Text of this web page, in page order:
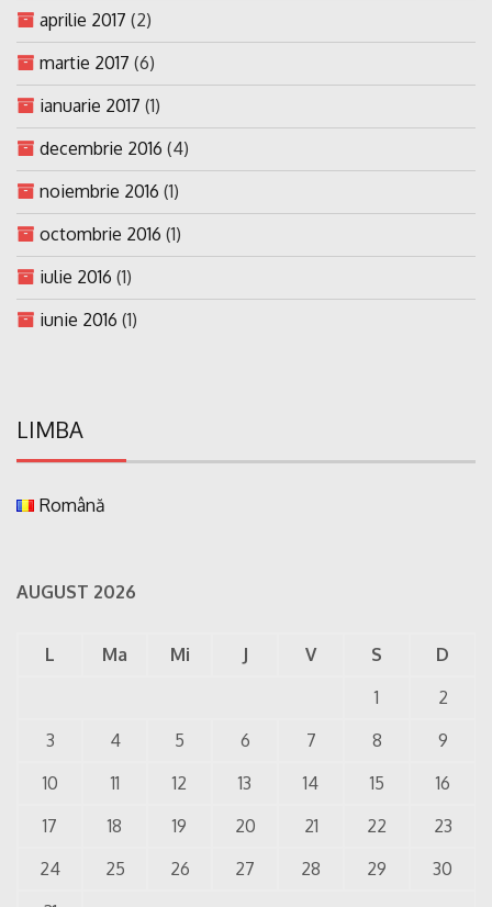
aprilie 2017 (2)
martie 2017 (6)
ianuarie 2017 (1)
decembrie 2016 (4)
noiembrie 2016 (1)
octombrie 2016 (1)
iulie 2016 (1)
iunie 2016 (1)
LIMBA
Română
AUGUST 2026
L Ma Mi J V S
D
1
2
3
4 5 6 7 8
9
10
11 12 13 14 15
16
17
18 19 20 21 22
23
24
25 26 27 28 29
30